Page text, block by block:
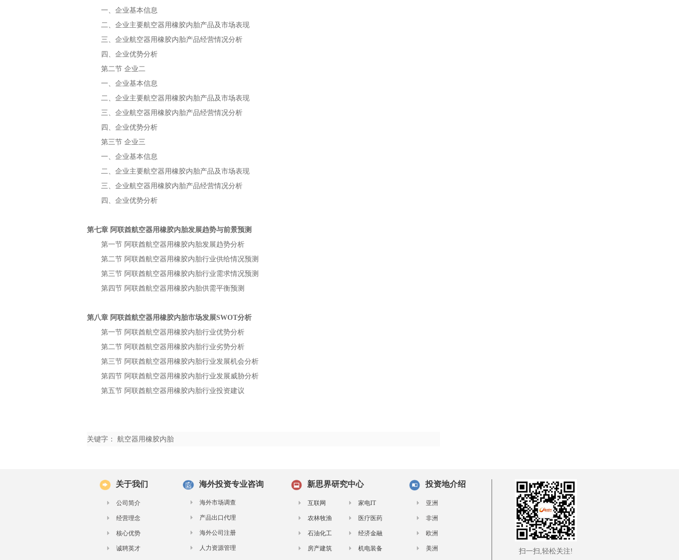
一、企业基本信息
二、企业主要航空器用橡胶内胎产品及市场表现
三、企业航空器用橡胶内胎产品经营情况分析
四、企业优势分析
第二节 企业二
一、企业基本信息
二、企业主要航空器用橡胶内胎产品及市场表现
三、企业航空器用橡胶内胎产品经营情况分析
四、企业优势分析
第三节 企业三
一、企业基本信息
二、企业主要航空器用橡胶内胎产品及市场表现
三、企业航空器用橡胶内胎产品经营情况分析
四、企业优势分析
第七章 阿联酋航空器用橡胶内胎发展趋势与前景预测
第一节 阿联酋航空器用橡胶内胎发展趋势分析
第二节 阿联酋航空器用橡胶内胎行业供给情况预测
第三节 阿联酋航空器用橡胶内胎行业需求情况预测
第四节 阿联酋航空器用橡胶内胎供需平衡预测
第八章 阿联酋航空器用橡胶内胎市场发展SWOT分析
第一节 阿联酋航空器用橡胶内胎行业优势分析
第二节 阿联酋航空器用橡胶内胎行业劣势分析
第三节 阿联酋航空器用橡胶内胎行业发展机会分析
第四节 阿联酋航空器用橡胶内胎行业发展威胁分析
第五节 阿联酋航空器用橡胶内胎行业投资建议
关键字： 航空器用橡胶内胎
关于我们
公司简介
经营理念
核心优势
诚聘英才
海外投资专业咨询
海外市场调查
产品出口代理
海外公司注册
人力资源管理
新思界研究中心
互联网 家电IT
农林牧渔 医疗医药
石油化工 经济金融
房产建筑 机电装备
投资地介绍
亚洲
非洲
欧洲
美洲 扫一扫,轻松关注!